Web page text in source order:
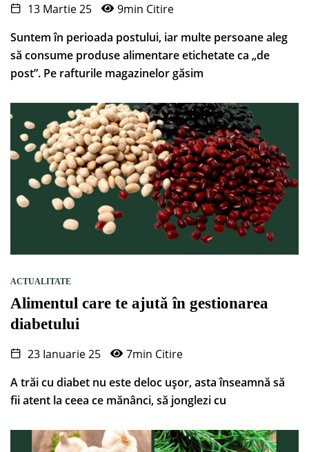
13 Martie 25
9min Citire
Suntem în perioada postului, iar multe persoane aleg
să consume produse alimentare etichetate ca „de
post”. Pe rafturile magazinelor găsim
ACTUALITATE
Alimentul care te ajută în gestionarea
diabetului
23 Ianuarie 25
7min Citire
A trăi cu diabet nu este deloc ușor, asta înseamnă să
fii atent la ceea ce mănânci, să jonglezi cu